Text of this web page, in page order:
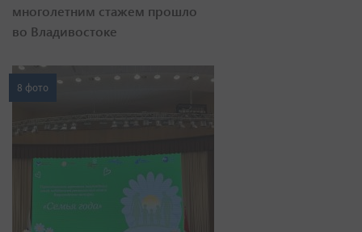
многолетним стажем прошло
во Владивостоке
8 фото